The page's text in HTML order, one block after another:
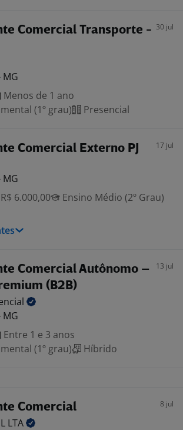
Comercial Transporte - 30 jul
Menos de 1 ano
(1º grau)
Presencial
Comercial Externo PJ 17 jul
6.000,00
Ensino Médio (2º Grau)
Comercial Autônomo –
(B2B)
13 jul
Entre 1 e 3 anos
(1º grau)
Híbrido
Comercial 8 jul
LTA